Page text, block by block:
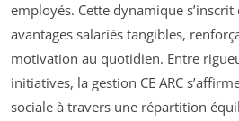
employés. Cette dynamique
avantages salariés tangibles,
motivation au quotidien. Entre
initiatives, la gestion CE ARC
sociale à travers une répartition